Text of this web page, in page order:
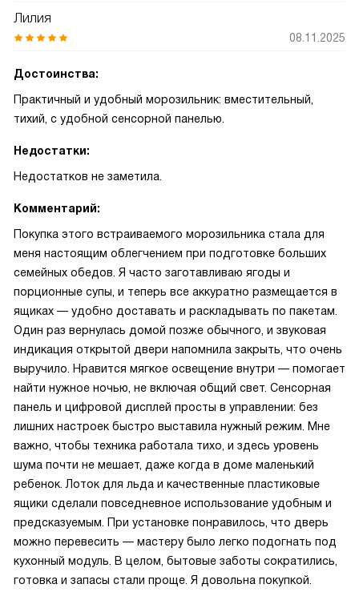
Лилия
08.11.2025
Достоинства:
Практичный и удобный морозильник: вместительный,
тихий, с удобной сенсорной панелью.
Недостатки:
Недостатков не заметила.
Комментарий:
Покупка этого встраиваемого морозильника стала для
меня настоящим облегчением при подготовке больших
семейных обедов. Я часто заготавливаю ягоды и
порционные супы, и теперь все аккуратно размещается в
ящиках — удобно доставать и раскладывать по пакетам.
Один раз вернулась домой позже обычного, и звуковая
индикация открытой двери напомнила закрыть, что очень
выручило. Нравится мягкое освещение внутри — помогает
найти нужное ночью, не включая общий свет. Сенсорная
панель и цифровой дисплей просты в управлении: без
лишних настроек быстро выставила нужный режим. Мне
важно, чтобы техника работала тихо, и здесь уровень
шума почти не мешает, даже когда в доме маленький
ребенок. Лоток для льда и качественные пластиковые
ящики сделали повседневное использование удобным и
предсказуемым. При установке понравилось, что дверь
можно перевесить — мастеру было легко подогнать под
кухонный модуль. В целом, бытовые заботы сократились,
готовка и запасы стали проще. Я довольна покупкой.